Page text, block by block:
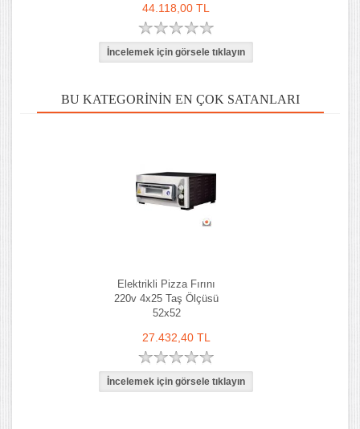
44.118,00 TL
BU KATEGORININ EN ÇOK SATANLARI
Elektrikli Pizza Fırını
220v 4x25 Taş Ölçüsü
52x52
27.432,40 TL